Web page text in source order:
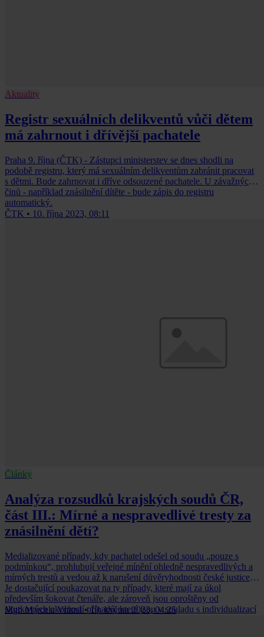
Aktuality
Registr sexuálních delikventů vůči dětem
má zahrnout i dřívější pachatele
Praha 9. října (ČTK) - Zástupci ministerstev se dnes shodli na
podobě registru, který má sexuálním delikventům zabránit pracovat
s dětmi. Bude zahrnovat i dříve odsouzené pachatele. U závažných
činů - například znásilnění dítěte - bude zápis do registru
automatický.
ČTK • 10. října 2023, 08:11
Články
Analýza rozsudků krajských soudů ČR,
část III.: Mírné a nespravedlivé tresty za
znásilnění dětí?
Medializované případy, kdy pachatel odešel od soudu „pouze s
podmínkou“, prohlubují veřejné mínění ohledně nespravedlivých a
mírných trestů a vedou až k narušení důvěryhodnosti české justice.
Je dostačující poukazovat na ty případy, které mají za úkol
především šokovat čtenáře, ale zároveň jsou oproštěny od
skutkových okolností případů, které jsou v souladu s individualizací
Mgr. Marcela Vrátná • 19. května 2023, 04:25